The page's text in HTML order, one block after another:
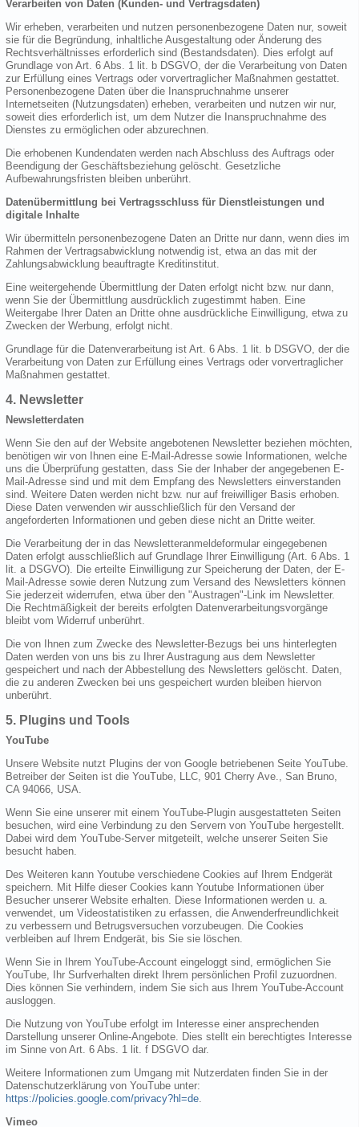
Verarbeiten von Daten (Kunden- und Vertragsdaten)
Wir erheben, verarbeiten und nutzen personenbezogene Daten nur, soweit
sie für die Begründung, inhaltliche Ausgestaltung oder Änderung des
Rechtsverhältnisses erforderlich sind (Bestandsdaten). Dies erfolgt auf
Grundlage von Art. 6 Abs. 1 lit. b DSGVO, der die Verarbeitung von Daten
zur Erfüllung eines Vertrags oder vorvertraglicher Maßnahmen gestattet.
Personenbezogene Daten über die Inanspruchnahme unserer
Internetseiten (Nutzungsdaten) erheben, verarbeiten und nutzen wir nur,
soweit dies erforderlich ist, um dem Nutzer die Inanspruchnahme des
Dienstes zu ermöglichen oder abzurechnen.
Die erhobenen Kundendaten werden nach Abschluss des Auftrags oder
Beendigung der Geschäftsbeziehung gelöscht. Gesetzliche
Aufbewahrungsfristen bleiben unberührt.
Datenübermittlung bei Vertragsschluss für Dienstleistungen und
digitale Inhalte
Wir übermitteln personenbezogene Daten an Dritte nur dann, wenn dies im
Rahmen der Vertragsabwicklung notwendig ist, etwa an das mit der
Zahlungsabwicklung beauftragte Kreditinstitut.
Eine weitergehende Übermittlung der Daten erfolgt nicht bzw. nur dann,
wenn Sie der Übermittlung ausdrücklich zugestimmt haben. Eine
Weitergabe Ihrer Daten an Dritte ohne ausdrückliche Einwilligung, etwa zu
Zwecken der Werbung, erfolgt nicht.
Grundlage für die Datenverarbeitung ist Art. 6 Abs. 1 lit. b DSGVO, der die
Verarbeitung von Daten zur Erfüllung eines Vertrags oder vorvertraglicher
Maßnahmen gestattet.
4. Newsletter
Newsletterdaten
Wenn Sie den auf der Website angebotenen Newsletter beziehen möchten,
benötigen wir von Ihnen eine E-Mail-Adresse sowie Informationen, welche
uns die Überprüfung gestatten, dass Sie der Inhaber der angegebenen E-
Mail-Adresse sind und mit dem Empfang des Newsletters einverstanden
sind. Weitere Daten werden nicht bzw. nur auf freiwilliger Basis erhoben.
Diese Daten verwenden wir ausschließlich für den Versand der
angeforderten Informationen und geben diese nicht an Dritte weiter.
Die Verarbeitung der in das Newsletteranmeldeformular eingegebenen
Daten erfolgt ausschließlich auf Grundlage Ihrer Einwilligung (Art. 6 Abs. 1
lit. a DSGVO). Die erteilte Einwilligung zur Speicherung der Daten, der E-
Mail-Adresse sowie deren Nutzung zum Versand des Newsletters können
Sie jederzeit widerrufen, etwa über den "Austragen"-Link im Newsletter.
Die Rechtmäßigkeit der bereits erfolgten Datenverarbeitungsvorgänge
bleibt vom Widerruf unberührt.
Die von Ihnen zum Zwecke des Newsletter-Bezugs bei uns hinterlegten
Daten werden von uns bis zu Ihrer Austragung aus dem Newsletter
gespeichert und nach der Abbestellung des Newsletters gelöscht. Daten,
die zu anderen Zwecken bei uns gespeichert wurden bleiben hiervon
unberührt.
5. Plugins und Tools
YouTube
Unsere Website nutzt Plugins der von Google betriebenen Seite YouTube.
Betreiber der Seiten ist die YouTube, LLC, 901 Cherry Ave., San Bruno,
CA 94066, USA.
Wenn Sie eine unserer mit einem YouTube-Plugin ausgestatteten Seiten
besuchen, wird eine Verbindung zu den Servern von YouTube hergestellt.
Dabei wird dem YouTube-Server mitgeteilt, welche unserer Seiten Sie
besucht haben.
Des Weiteren kann Youtube verschiedene Cookies auf Ihrem Endgerät
speichern. Mit Hilfe dieser Cookies kann Youtube Informationen über
Besucher unserer Website erhalten. Diese Informationen werden u. a.
verwendet, um Videostatistiken zu erfassen, die Anwenderfreundlichkeit
zu verbessern und Betrugsversuchen vorzubeugen. Die Cookies
verbleiben auf Ihrem Endgerät, bis Sie sie löschen.
Wenn Sie in Ihrem YouTube-Account eingeloggt sind, ermöglichen Sie
YouTube, Ihr Surfverhalten direkt Ihrem persönlichen Profil zuzuordnen.
Dies können Sie verhindern, indem Sie sich aus Ihrem YouTube-Account
ausloggen.
Die Nutzung von YouTube erfolgt im Interesse einer ansprechenden
Darstellung unserer Online-Angebote. Dies stellt ein berechtigtes Interesse
im Sinne von Art. 6 Abs. 1 lit. f DSGVO dar.
Weitere Informationen zum Umgang mit Nutzerdaten finden Sie in der
Datenschutzerklärung von YouTube unter:
https://policies.google.com/privacy?hl=de
Vimeo